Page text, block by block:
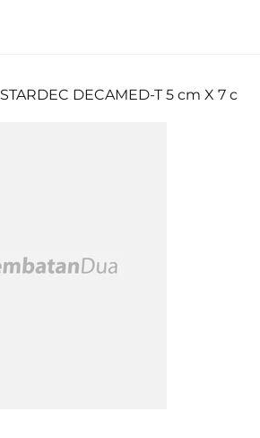
STARDEC DECAMED-T 5 cm X 7 cm